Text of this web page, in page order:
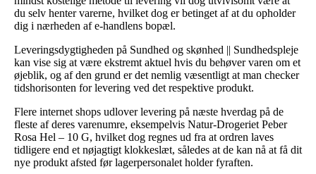
du selv henter varerne, hvilket dog er betinget af at du opholder
dig i nærheden af e-handlens bopæl.
Leveringsdygtigheden på Sundhed og skønhed || Sundhedspleje
kan vise sig at være ekstremt aktuel hvis du behøver varen om et
øjeblik, og af den grund er det nemlig væsentligt at man checker
tidshorisonten for levering ved det respektive produkt.
Flere internet shops udlover levering på næste hverdag på de
fleste af deres varenumre, eksempelvis Natur-Drogeriet Peber
Rosa Hel – 10 G, hvilket dog regnes ud fra at ordren laves
tidligere end et nøjagtigt klokkeslæt, således at de kan nå at få dit
nye produkt afsted før lagerpersonalet holder fyraften.